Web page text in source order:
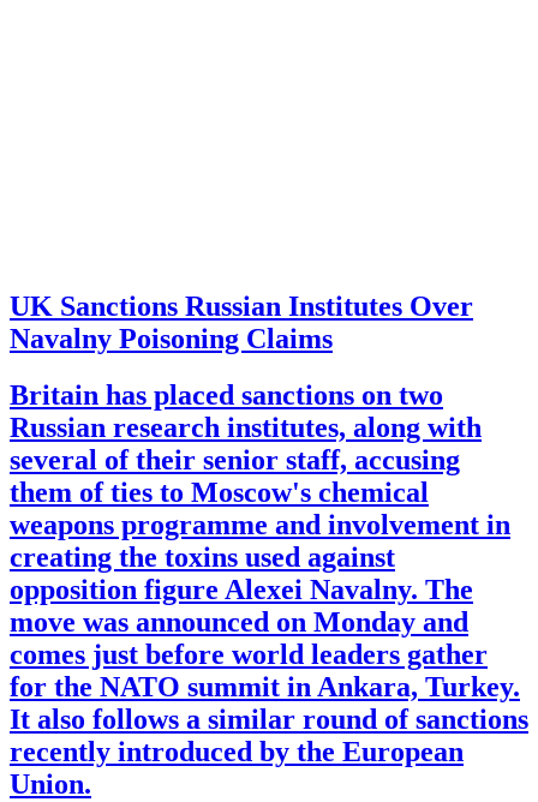
UK Sanctions Russian Institutes Over
Navalny Poisoning Claims
Britain has placed sanctions on two
Russian research institutes, along with
several of their senior staff, accusing
them of ties to Moscow's chemical
weapons programme and involvement in
creating the toxins used against
opposition figure Alexei Navalny. The
move was announced on Monday and
comes just before world leaders gather
for the NATO summit in Ankara, Turkey.
It also follows a similar round of sanctions
recently introduced by the European
Union.